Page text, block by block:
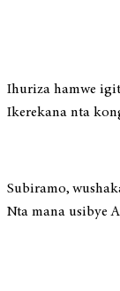
Ihuriza hamwe
Ikerekana nta
Subiramo,
Nta mana usibye